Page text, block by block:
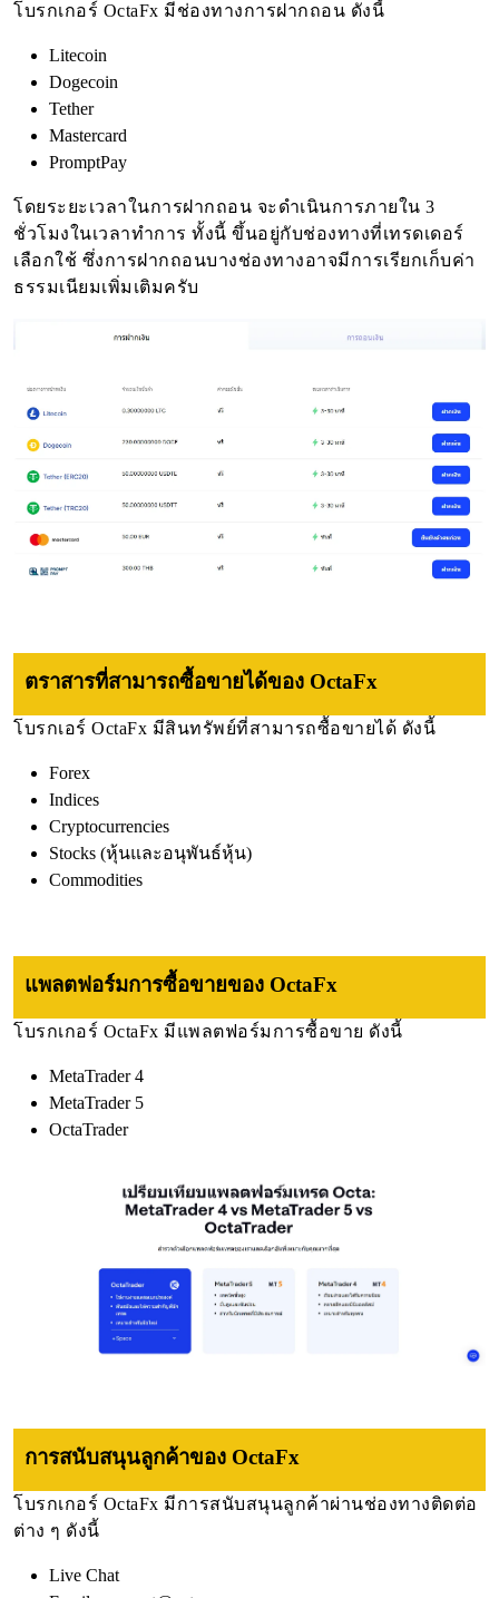
โบรกเกอร์ OctaFx มีช่องทางการฝากถอน ดังนี้
Litecoin
Dogecoin
Tether
Mastercard
PromptPay
โดยระยะเวลาในการฝากถอน จะดำเนินการภายใน 3
ชั่วโมงในเวลาทำการ ทั้งนี้ ขึ้นอยู่กับช่องทางที่เทรดเดอร์
เลือกใช้ ซึ่งการฝากถอนบางช่องทางอาจมีการเรียกเก็บค่า
ธรรมเนียมเพิ่มเติมครับ
ตราสารที่สามารถซื้อขายได้ของ OctaFx
โบรกเอร์ OctaFx มีสินทรัพย์ที่สามารถซื้อขายได้ ดังนี้
Forex
Indices
Cryptocurrencies
Stocks (หุ้นและอนุพันธ์หุ้น)
Commodities
แพลตฟอร์มการซื้อขายของ OctaFx
โบรกเกอร์ OctaFx มีแพลตฟอร์มการซื้อขาย ดังนี้
MetaTrader 4
MetaTrader 5
OctaTrader
การสนับสนุนลูกค้าของ OctaFx
โบรกเกอร์ OctaFx มีการสนับสนุนลูกค้าผ่านช่องทางติดต่อ
ต่าง ๆ ดังนี้
Live Chat